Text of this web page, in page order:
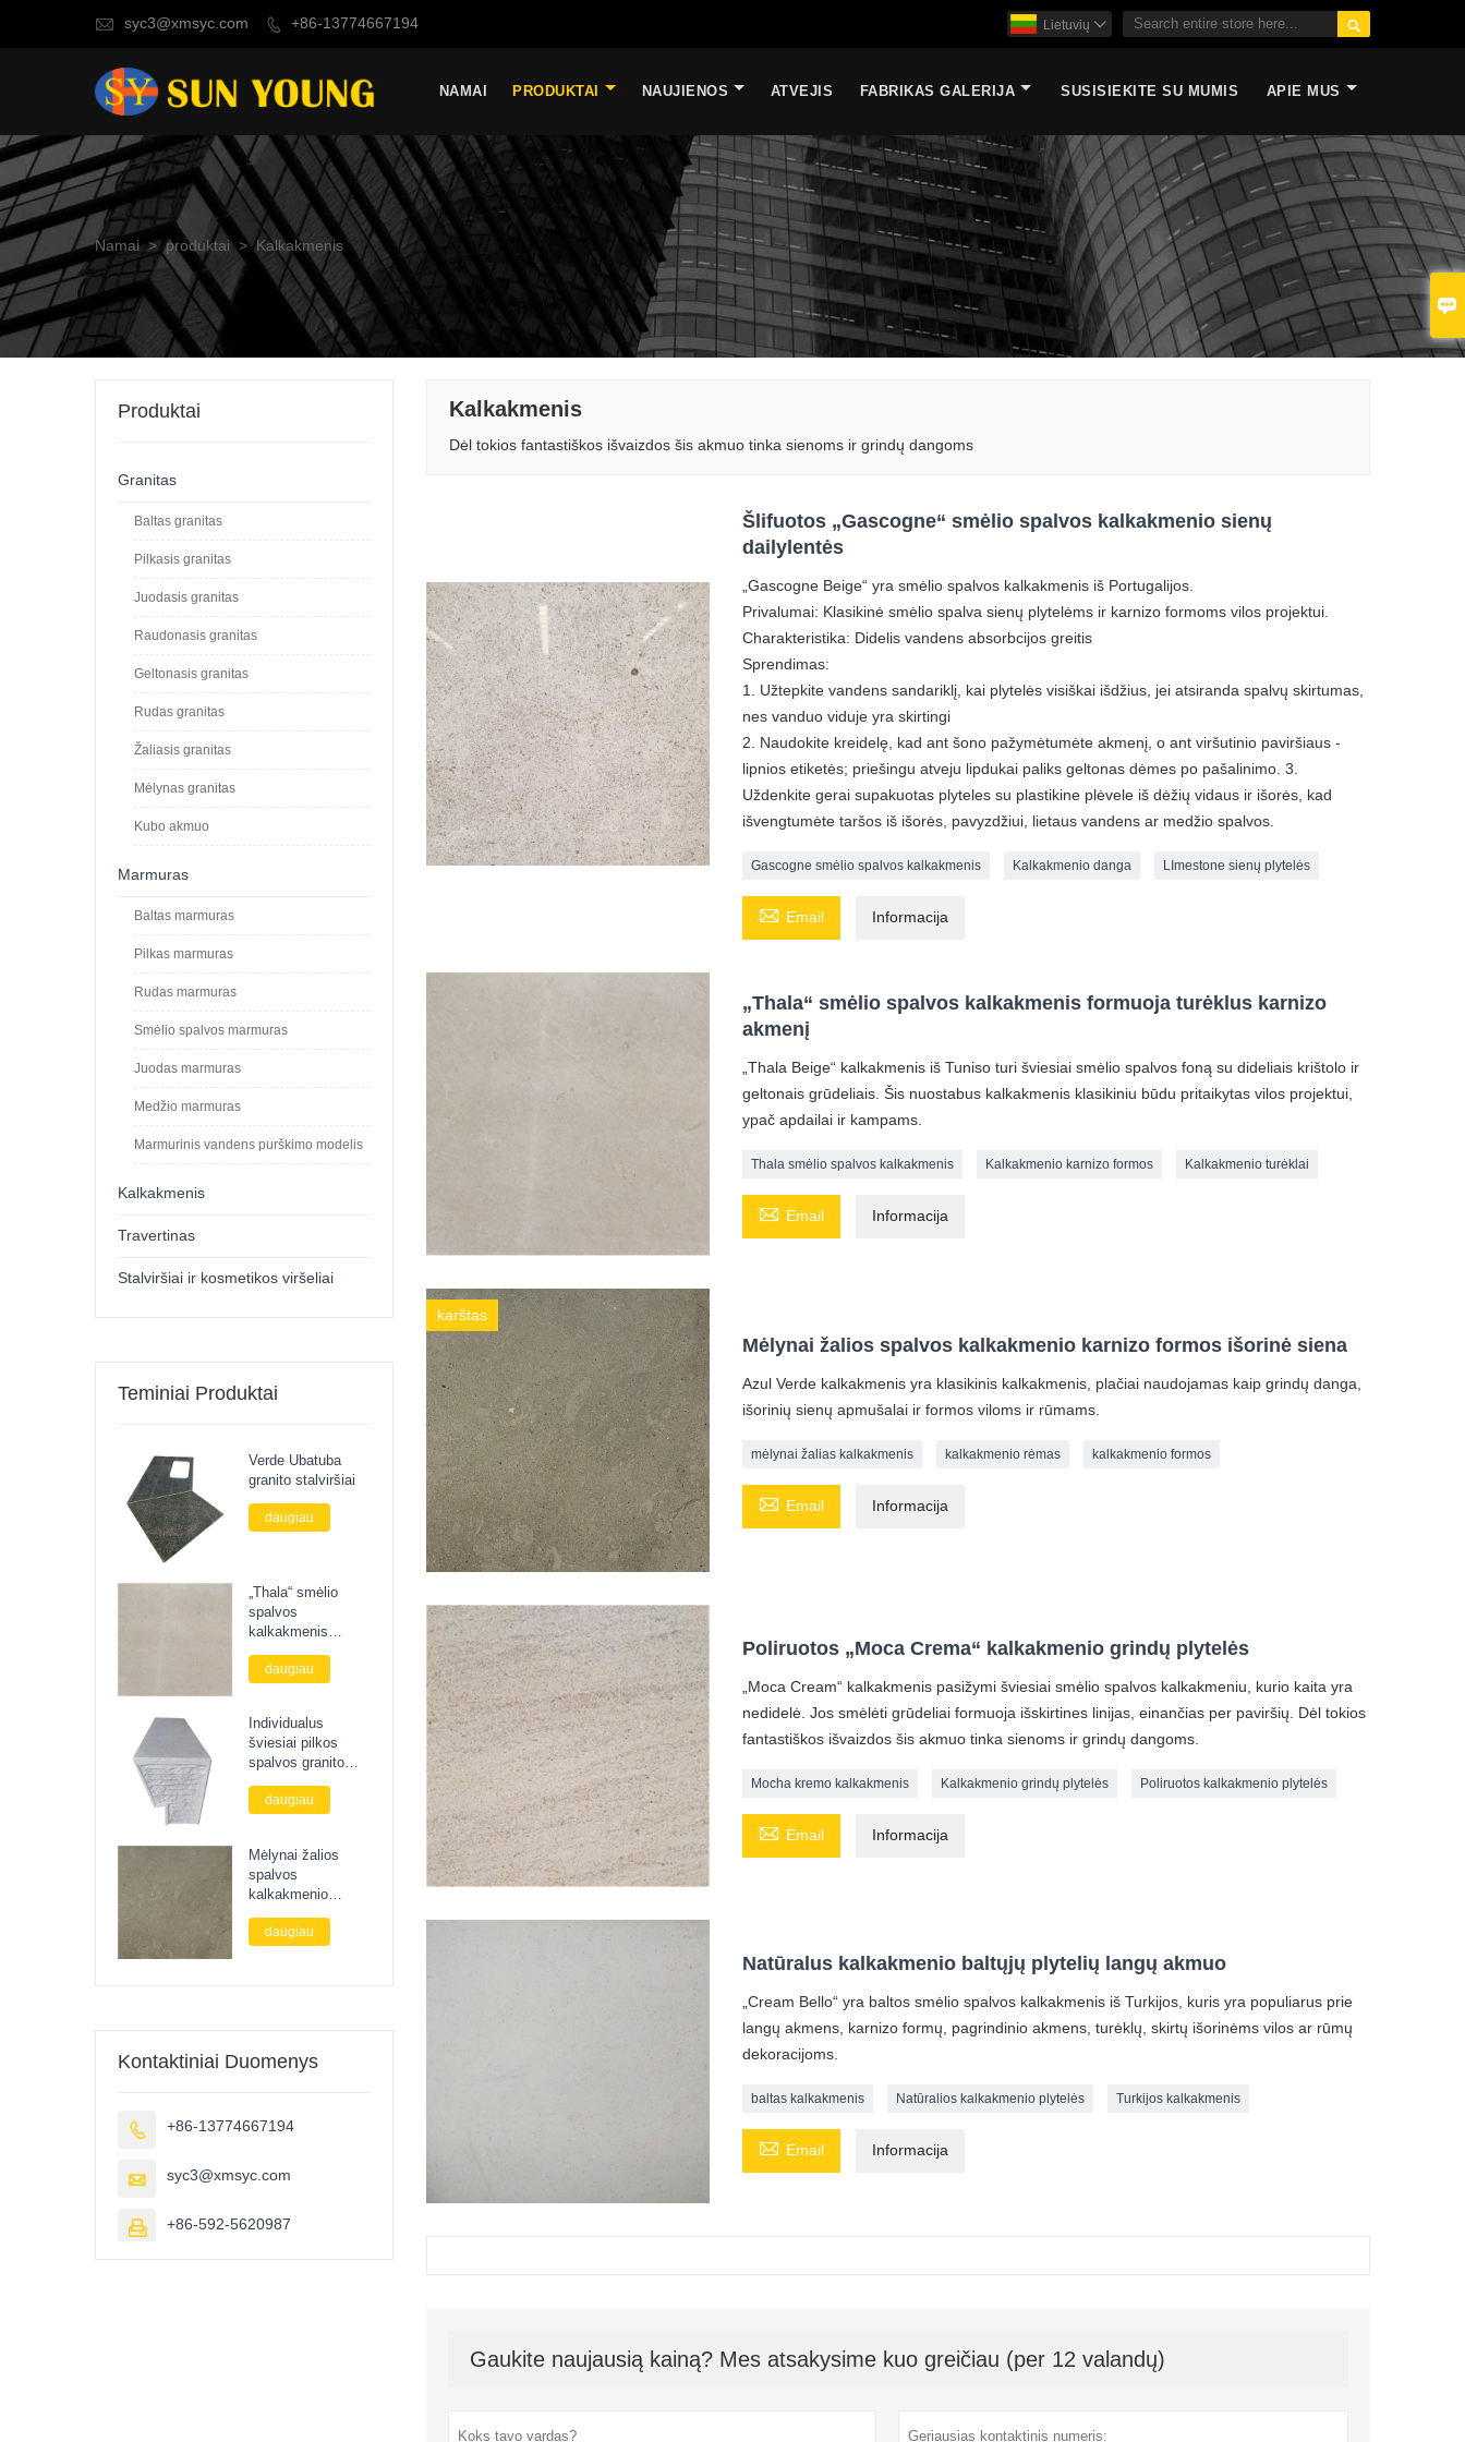

 syc3@xmsyc.com  +86-13774667194 
Lietuvių 
NAMAI PRODUKTAI NAUJIENOS ATVEJIS FABRIKAS GALERIJA SUSISIEKITE SU MUMIS APIE MUS
Namai > produktai > Kalkakmenis
Kalkakmenis
Dėl tokios fantastiškos išvaizdos šis akmuo tinka sienoms ir grindų dangoms
Šlifuotos „Gascogne“ smėlio spalvos kalkakmenio sienų
dailylentės
„Gascogne Beige“ yra smėlio spalvos kalkakmenis iš Portugalijos.
Privalumai: Klasikinė smėlio spalva sienų plytelėms ir karnizo formoms vilos projektui.
Charakteristika: Didelis vandens absorbcijos greitis
Sprendimas:
1. Užtepkite vandens sandariklį, kai plytelės visiškai išdžius, jei atsiranda spalvų skirtumas,
nes vanduo viduje yra skirtingi
2. Naudokite kreidelę, kad ant šono pažymėtumėte akmenį, o ant viršutinio paviršiaus -
lipnios etiketės; priešingu atveju lipdukai paliks geltonas dėmes po pašalinimo. 3.
Uždenkite gerai supakuotas plyteles su plastikine plėvele iš dėžių vidaus ir išorės, kad
išvengtumėte taršos iš išorės, pavyzdžiui, lietaus vandens ar medžio spalvos.
Gascogne smėlio spalvos kalkakmenis Kalkakmenio danga LImestone sienų plytelės
 Email Informacija
„Thala“ smėlio spalvos kalkakmenis formuoja turėklus karnizo
akmenį
„Thala Beige“ kalkakmenis iš Tuniso turi šviesiai smėlio spalvos foną su dideliais krištolo ir
geltonais grūdeliais. Šis nuostabus kalkakmenis klasikiniu būdu pritaikytas vilos projektui,
ypač apdailai ir kampams.
Thala smėlio spalvos kalkakmenis Kalkakmenio karnizo formos Kalkakmenio turėklai
 Email Informacija
karštas
Mėlynai žalios spalvos kalkakmenio karnizo formos išorinė siena
Azul Verde kalkakmenis yra klasikinis kalkakmenis, plačiai naudojamas kaip grindų danga,
išorinių sienų apmušalai ir formos viloms ir rūmams.
mėlynai žalias kalkakmenis kalkakmenio rėmas kalkakmenio formos
 Email Informacija
Poliruotos „Moca Crema“ kalkakmenio grindų plytelės
„Moca Cream“ kalkakmenis pasižymi šviesiai smėlio spalvos kalkakmeniu, kurio kaita yra
nedidelė. Jos smėlėti grūdeliai formuoja išskirtines linijas, einančias per paviršių. Dėl tokios
fantastiškos išvaizdos šis akmuo tinka sienoms ir grindų dangoms.
Mocha kremo kalkakmenis Kalkakmenio grindų plytelės Poliruotos kalkakmenio plytelės
 Email Informacija
Natūralus kalkakmenio baltųjų plytelių langų akmuo
„Cream Bello“ yra baltos smėlio spalvos kalkakmenis iš Turkijos, kuris yra populiarus prie
langų akmens, karnizo formų, pagrindinio akmens, turėklų, skirtų išorinėms vilos ar rūmų
dekoracijoms.
baltas kalkakmenis Natūralios kalkakmenio plytelės Turkijos kalkakmenis
 Email Informacija
Gaukite naujausią kainą? Mes atsakysime kuo greičiau (per 12 valandų)
Produktai
Granitas
Baltas granitas
Pilkasis granitas
Juodasis granitas
Raudonasis granitas
Geltonasis granitas
Rudas granitas
Žaliasis granitas
Mėlynas granitas
Kubo akmuo
Marmuras
Baltas marmuras
Pilkas marmuras
Rudas marmuras
Smėlio spalvos marmuras
Juodas marmuras
Medžio marmuras
Marmurinis vandens purškimo modelis
Kalkakmenis
Travertinas
Stalviršiai ir kosmetikos viršeliai
Teminiai Produktai
Verde Ubatuba
granito stalviršiai
daugiau
„Thala“ smėlio
spalvos
kalkakmenis
formuoja turėklus
karnizo akmenį
daugiau
Individualus
šviesiai pilkos
spalvos granito
peizažinis akmens
suolas
daugiau
Mėlynai žalios
spalvos
kalkakmenio
karnizo formos
išorinė siena
daugiau
Kontaktiniai Duomenys
 +86-13774667194
 syc3@xmsyc.com
 +86-592-5620987